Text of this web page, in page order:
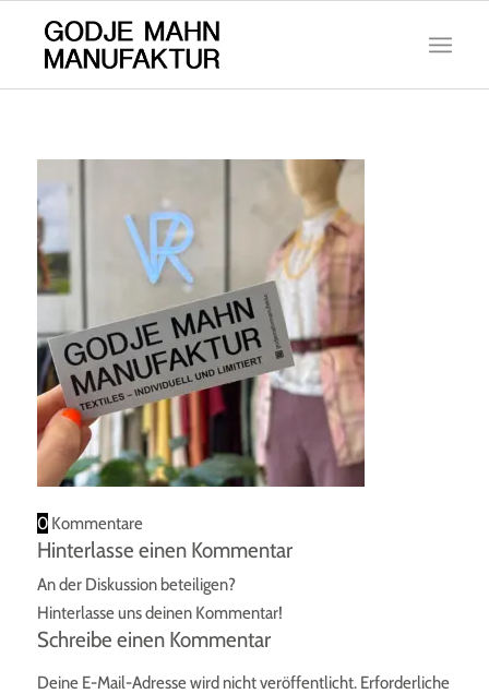
0 Kommentare
Hinterlasse einen Kommentar
An der Diskussion beteiligen?
Hinterlasse uns deinen Kommentar!
Schreibe einen Kommentar
Deine E-Mail-Adresse wird nicht veröffentlicht. Erforderliche